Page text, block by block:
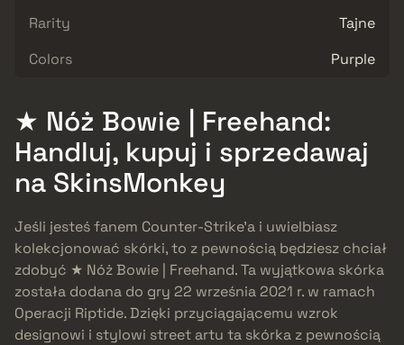
Rarity
Tajne
Colors
Purple
★ Nóż Bowie | Freehand:
Handluj, kupuj i sprzedawaj
na SkinsMonkey
Jeśli jesteś fanem Counter-Strike’a i uwielbiasz
kolekcjonować skórki, to z pewnością będziesz chciał
zdobyć ★ Nóż Bowie | Freehand. Ta wyjątkowa skórka
została dodana do gry 22 września 2021 r. w ramach
Operacji Riptide. Dzięki przyciągającemu wzrok
designowi i stylowi street artu ta skórka z pewnością